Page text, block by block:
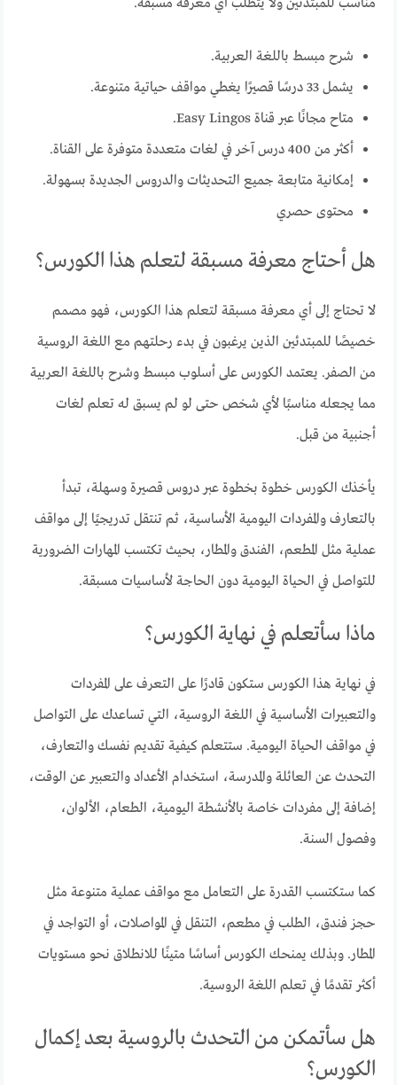
شرح مبسط باللغة العربية.
يشمل 33 درسًا قصيرًا يغطي مواقف حياتية متنوعة.
متاح مجانًا عبر قناة Easy Lingos.
أكثر من 400 درس آخر في لغات متعددة متوفرة على القناة.
إمكانية متابعة جميع التحديثات والدروس الجديدة بسهولة.
محتوى حصري
هل أحتاج معرفة مسبقة لتعلم هذا الكورس؟
لا تحتاج إلى أي معرفة مسبقة لتعلم هذا الكورس، فهو مصمم
خصيصًا للمبتدئين الذين يرغبون في بدء رحلتهم مع اللغة الروسية
من الصفر. يعتمد الكورس على أسلوب مبسط وشرح باللغة العربية
مما يجعله مناسبًا لأي شخص حتى لو لم يسبق له تعلم لغات
أجنبية من قبل.
يأخذك الكورس خطوة بخطوة عبر دروس قصيرة وسهلة، تبدأ
بالتعارف والمفردات اليومية الأساسية، ثم تنتقل تدريجيًا إلى مواقف
عملية مثل المطعم، الفندق والمطار، بحيث تكتسب المهارات الضرورية
للتواصل في الحياة اليومية دون الحاجة لأساسيات مسبقة.
ماذا سأتعلم في نهاية الكورس؟
في نهاية هذا الكورس ستكون قادرًا على التعرف على المفردات
والتعبيرات الأساسية في اللغة الروسية، التي تساعدك على التواصل
في مواقف الحياة اليومية. ستتعلم كيفية تقديم نفسك والتعارف،
التحدث عن العائلة والمدرسة، استخدام الأعداد والتعبير عن الوقت،
إضافة إلى مفردات خاصة بالأنشطة اليومية، الطعام، الألوان،
وفصول السنة.
كما ستكتسب القدرة على التعامل مع مواقف عملية متنوعة مثل
حجز فندق، الطلب في مطعم، التنقل في المواصلات، أو التواجد في
المطار. وبذلك يمنحك الكورس أساسًا متينًا للانطلاق نحو مستويات
أكثر تقدمًا في تعلم اللغة الروسية.
هل سأتمكن من التحدث بالروسية بعد إكمال
الكورس؟